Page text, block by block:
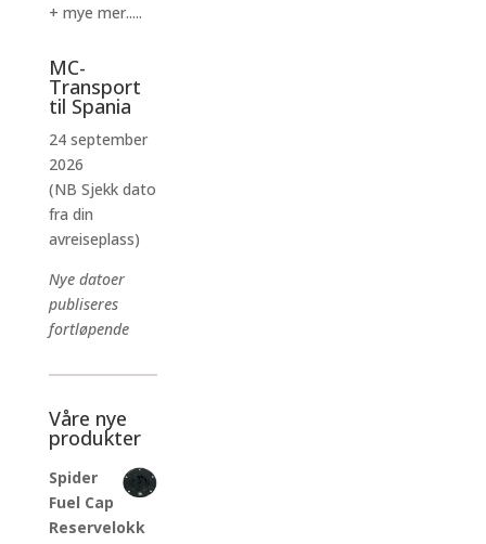
+ mye mer.....
MC-
Transport
til Spania
24 september
2026
(NB Sjekk dato
fra din
avreiseplass)
Nye datoer
publiseres
fortløpende
Våre nye
produkter
Spider
Fuel Cap
Reservelokk